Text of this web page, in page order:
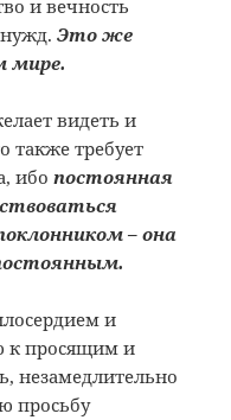
и вечность
нужд.Это же
мире.
видеть и
также требует
ибопостоянная
– она
и
к просящим и
незамедлительно
просьбу